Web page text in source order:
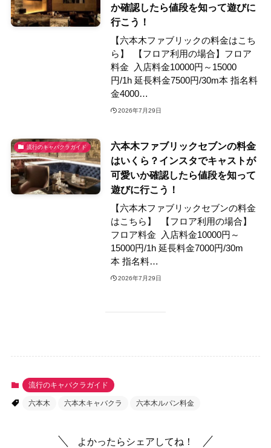
か確認したら値段を知って遊びに
行こう！
【六本木ファブリックの料金はこち
ら】 【フロア利用の場合】フロア
料金 入店料金10000円～15000
円/1h 延長料金7500円/30m本 指名料
金4000…
2026年7月29日
流行のキャバクラガイド
六本木ファブリックセブンの料金
はいくら？インスタでキャストが
可愛いか確認したら値段を知って
遊びに行こう！
【六本木ファブリックセブンの料金
はこちら】 【フロア利用の場合】
フロア料金 入店料金10000円～
15000円/1h 延長料金7000円/30m
本 指名料…
2026年7月29日
流行のキャバクラガイド
六本木 六本木キャバクラ 六本木ルパン料金
よかったらシェアしてね！